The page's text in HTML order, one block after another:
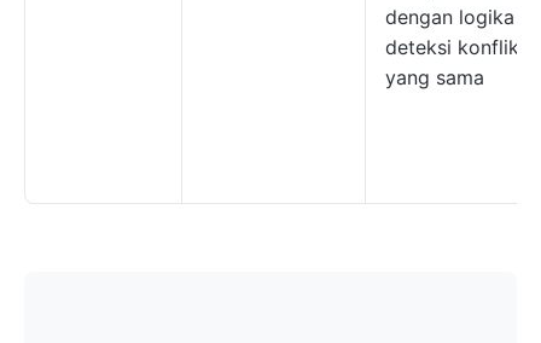
dengan logika
deteksi konflik
yang sama